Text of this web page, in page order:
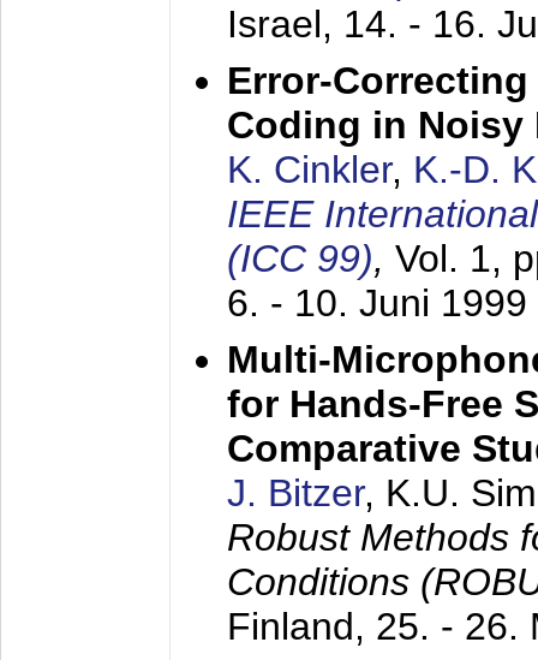
Israel, 14. - 16.
Error-
Coding in Noisy
K. Cinkler, K.-D.
IEEE
(ICC 99), Vol. 1,
6. - 10. Juni 1999
Multi-
for Hands-Free
Comparative
J. Bitzer, K.U.
Robust Methods
Conditions
Finland, 25. - 26.